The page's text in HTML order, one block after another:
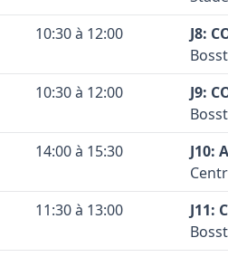
de
Le
Voir
Le
Voir
Voir
Le
Voir
Voir
10:30 à 12:00
J8:
10:30 à 12:00
J9:
Code
14:00 à 15:30
J10:
11:30 à 13:00
J11: